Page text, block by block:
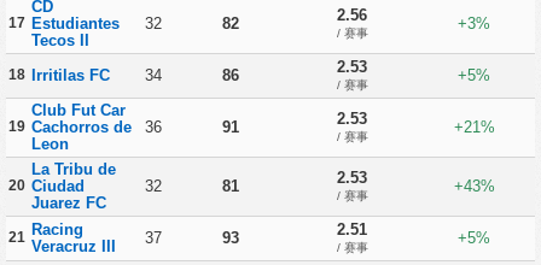
17
CD
Estudiantes
Tecos II
32 82 2.56
/ 赛事
+3%
18 Irritilas FC 34 86 2.53
/ 赛事
+5%
19
Club Fut Car
Cachorros de
Leon
36 91 2.53
/ 赛事
+21%
20
La Tribu de
Ciudad
Juarez FC
32 81 2.53
/ 赛事
+43%
21 Racing
Veracruz III
37 93 2.51
/ 赛事
+5%